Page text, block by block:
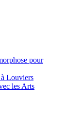
pour
Louviers
les Arts